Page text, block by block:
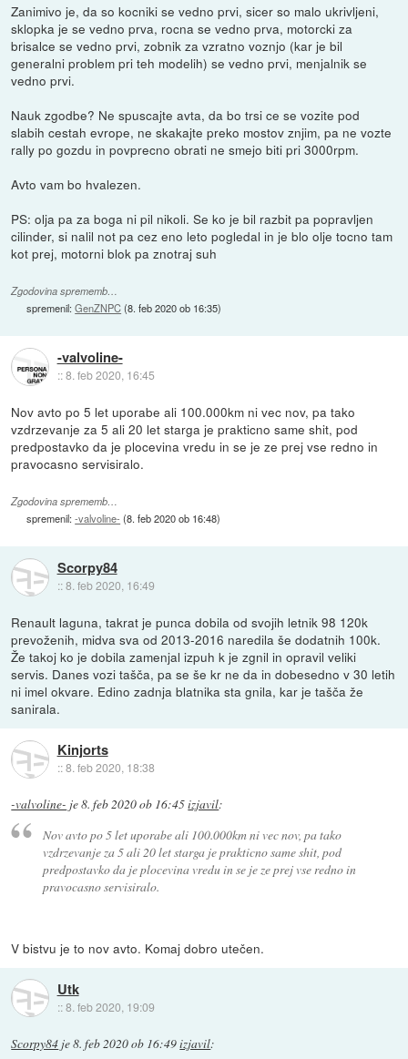
Zanimivo je, da so kocniki se vedno prvi, sicer so malo ukrivljeni,
sklopka je se vedno prva, rocna se vedno prva, motorcki za
brisalce se vedno prvi, zobnik za vzratno voznjo (kar je bil
generalni problem pri teh modelih) se vedno prvi, menjalnik se
vedno prvi.
Nauk zgodbe? Ne spuscajte avta, da bo trsi ce se vozite pod
slabih cestah evrope, ne skakajte preko mostov znjim, pa ne vozte
rally po gozdu in povprecno obrati ne smejo biti pri 3000rpm.
Avto vam bo hvalezen.
PS: olja pa za boga ni pil nikoli. Se ko je bil razbit pa popravljen
cilinder, si nalil not pa cez eno leto pogledal in je blo olje tocno tam
kot prej, motorni blok pa znotraj suh
Zgodovina sprememb…
spremenil:GenZNPC(8. feb 2020 ob 16:35)
-valvoline-
::8. feb 2020, 16:45
Nov avto po 5 let uporabe ali 100.000km ni vec nov, pa tako
vzdrzevanje za 5 ali 20 let starga je prakticno same shit, pod
predpostavko da je plocevina vredu in se je ze prej vse redno in
pravocasno servisiralo.
Zgodovina sprememb…
spremenil:-valvoline- (8. feb 2020 ob 16:48)
Scorpy84
::8. feb 2020, 16:49
Renault laguna, takrat je punca dobila od svojih letnik 98 120k
prevoženih, midva sva od 2013-2016 naredila še dodatnih 100k.
Že takoj ko je dobila zamenjal izpuh k je zgnil in opravil veliki
servis. Danes vozi tašča, pa se še kr ne da in dobesedno v 30 letih
ni imel okvare. Edino zadnja blatnika sta gnila, kar je tašča že
sanirala.
Kinjorts
::8. feb 2020, 18:38
-valvoline- je8. feb 2020 ob 16:45izjavil:
Nov avto po 5 let uporabe ali 100.000km ni vec nov, pa tako
vzdrzevanje za 5 ali 20 let starga je prakticno same shit, pod
predpostavko da je plocevina vredu in se je ze prej vse redno in
pravocasno servisiralo.
V bistvu je to nov avto. Komaj dobro utečen.
Utk
::8. feb 2020, 19:09
Scorpy84 je8. feb 2020 ob 16:49izjavil: